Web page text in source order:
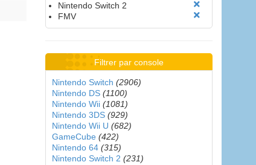
Nintendo Switch 2
FMV
Filtrer par console
Nintendo Switch (2906)
Nintendo DS (1100)
Nintendo Wii (1081)
Nintendo 3DS (929)
Nintendo Wii U (682)
GameCube (422)
Nintendo 64 (315)
Nintendo Switch 2 (231)